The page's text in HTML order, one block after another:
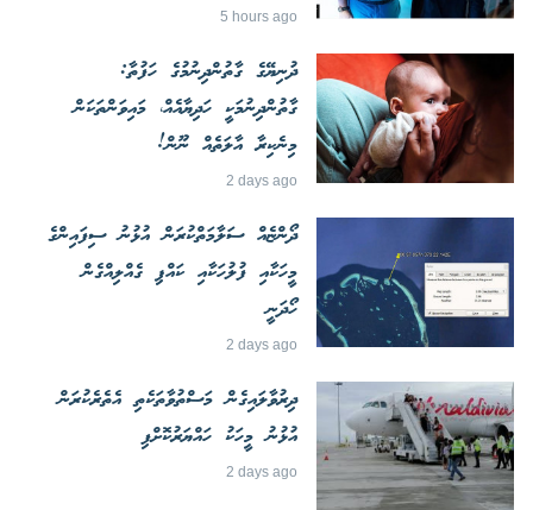
5 hours ago
ދުނިޔޭގެ ގާތުންދިނުމުގެ ހަފުތާ:
ގާތުންދިނުމަކީ ހަދިޔާއެއް، މައިވަންތަކަން
މިނެކިރާ އާލަތެއް ނޫން!
2 days ago
ދޯންޏެއް ސަލާމަތްކުރަން އުޅުނު ސިފައިންގެ
މީހަކާއި ފުލުހަކާއި ކައްޕި ގެއްލިއްގެން
ހޯދަނީ
2 days ago
ދިރުވާލައިގެން މަސްތުވާތަކެތި އެތެރެކުރަން
އުޅުނު މީހަކު ހައްޔަރުކޮށްފި
2 days ago